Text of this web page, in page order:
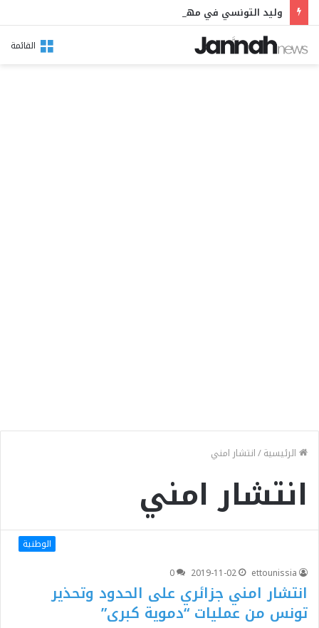
القائمة
الرئيسية/انتشار امني
انتشار امني
الوطنية
ettounissia
2019-11-02
0
انتشار امني جزائري على الحدود وتحذير
تونس من عمليات “دموية كبرى”